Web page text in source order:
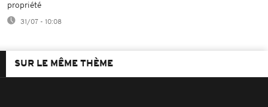
propriété
31/07 - 10:08
SUR LE MÊME THÈME